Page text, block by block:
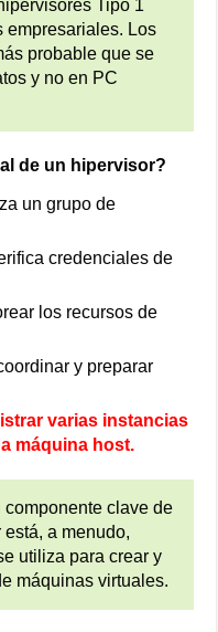
Tipo 1
empresariales. Los
probable que se
y no en PC
de un hipervisor?
un grupo de
credenciales de
los recursos de
y preparar
varias instancias
máquina host.
clave de
a menudo,
utiliza para crear y
máquinas virtuales.